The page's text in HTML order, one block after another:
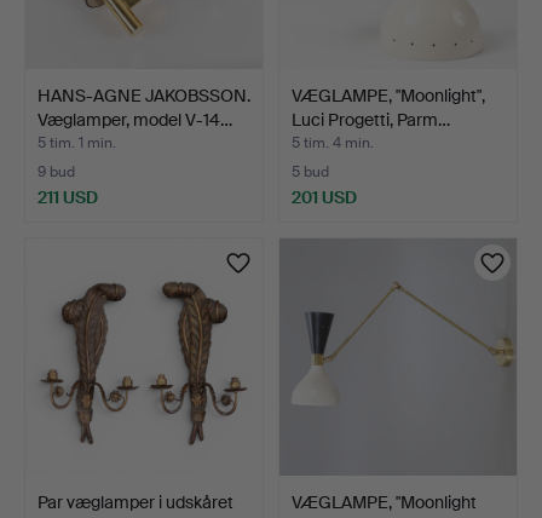
HANS-AGNE JAKOBSSON.
Væglamper, model V-14…
5 tim. 1 min.
9 bud
211 USD
VÆGLAMPE, "Moonlight",
Luci Progetti, Parm…
5 tim. 4 min.
5 bud
201 USD
Par væglamper i udskåret
VÆGLAMPE, "Moonlight